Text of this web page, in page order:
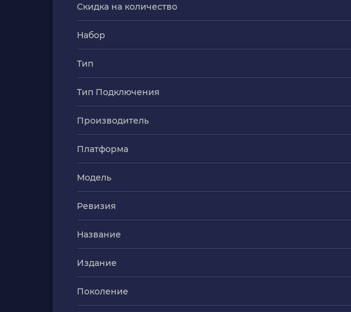
Скидка на количество
Набор
Тип
Тип Подключения
Производитель
Платформа
Модель
Ревизия
Название
Издание
Поколение